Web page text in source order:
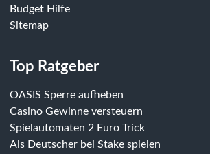
Budget Hilfe
Sitemap
Top Ratgeber
OASIS Sperre aufheben
Casino Gewinne versteuern
Spielautomaten 2 Euro Trick
Als Deutscher bei Stake spielen